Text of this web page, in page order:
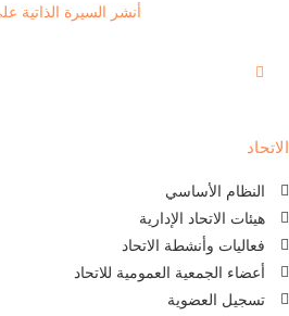
أنشر السيرة الذاتية
الاتحاد
النظام الأساسي
هيئات الاتحاد الإدارية
فعاليات وأنشطة الاتحاد
أعضاء الجمعية العمومية للاتحاد
تسجيل العضوية